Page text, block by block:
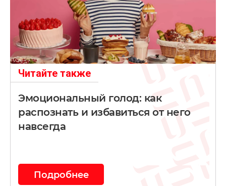
Читайте также
Эмоциональный голод: как
распознать и избавиться от него
навсегда
Подробнее